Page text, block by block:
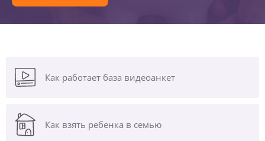
Как работает база видеоанкет
Как взять ребенка в семью